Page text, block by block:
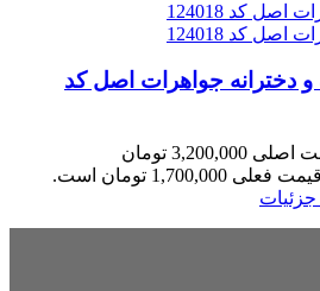
و دخترانه جواهرات اصل کد
قیمت اصلی 3,200,000 تومان
قیمت فعلی 1,700,000 تومان است.
جزئیات